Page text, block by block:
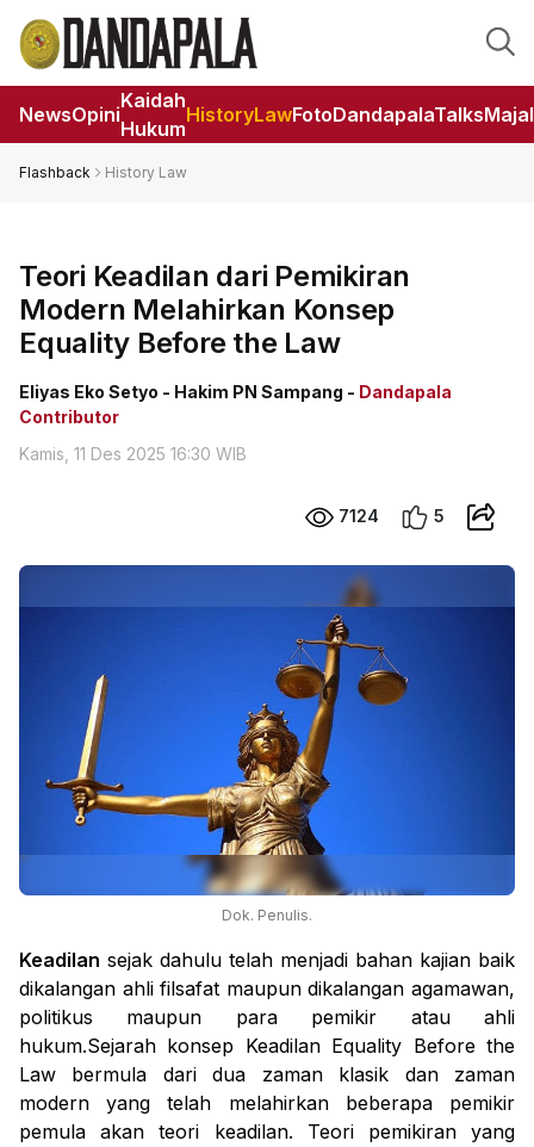
NewsOpini
Kaidah
Hukum
HistoryLawFotoDandapalaTalks
Flashback History Law
Teori Keadilan dari Pemikiran
Modern Melahirkan Konsep
Equality Before the Law
Eliyas Eko Setyo - Hakim PN Sampang - Dandapala
Contributor
Kamis, 11 Des 2025 16:30 WIB
7124 5
Dok. Penulis.
Keadilan sejak dahulu telah menjadi bahan kajian baik
dikalangan ahli filsafat maupun dikalangan agamawan,
politikus maupun para pemikir atau ahli
hukum.Sejarah konsep Keadilan Equality Before the
Law bermula dari dua zaman klasik dan zaman
modern yang telah melahirkan beberapa pemikir
pemula akan teori keadilan. Teori pemikiran yang